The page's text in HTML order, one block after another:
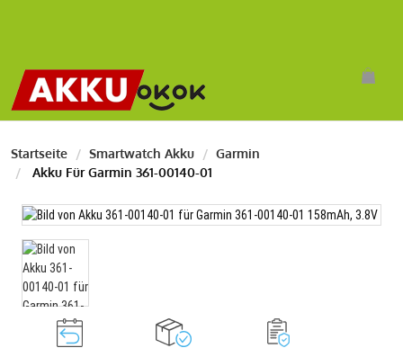
Startseite Smartwatch Akku
Garmin
Akku Für Garmin 361-00140-01